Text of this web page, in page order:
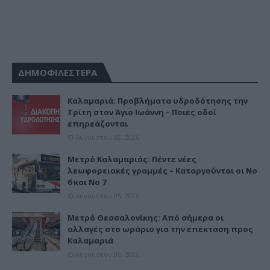
ΔΗΜΟΦΙΛΕΣΤΕΡΑ
Καλαμαριά: Προβλήματα υδροδότησης την
Τρίτη στον Άγιο Ιωάννη – Ποιες οδοί
επηρεάζονται
Μετρό Καλαμαριάς: Πέντε νέες
λεωφορειακές γραμμές – Καταργούνται οι Νο
6 και Νο 7
Μετρό Θεσσαλονίκης: Από σήμερα οι
αλλαγές στο ωράριο για την επέκταση προς
Καλαμαριά